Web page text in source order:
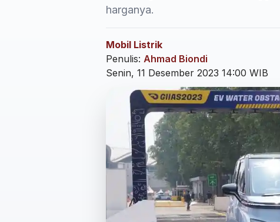
harganya.
Mobil Listrik
Penulis: Ahmad Biondi
Senin, 11 Desember 2023 14:00 WIB